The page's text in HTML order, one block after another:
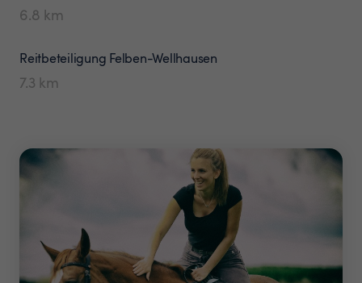
6.8 km
Reitbeteiligung Felben-Wellhausen
7.3 km